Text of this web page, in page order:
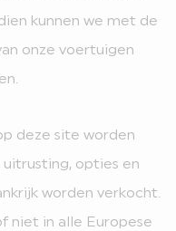
kunnen we met de
onze voertuigen
deze site worden
opties en
worden verkocht.
niet in alle Europese